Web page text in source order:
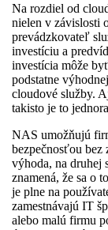
Na rozdiel od
nielen v závislosti
prevádzkovateľ
investíciu a
investícia môže
podstatne
cloudové služby.
takisto je to
NAS umožňujú
bezpečnosťou bez
výhoda, na druhej
znamená, že sa o
je plne na
zamestnávajú IT
alebo malú firmu